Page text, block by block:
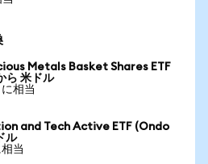
Metals Basket Shares ETF
ら 米ドル
相当
and Tech Active ETF (Ondo
ル
当